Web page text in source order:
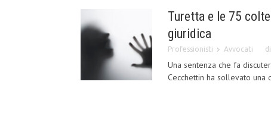
Turetta e le 75
giuridica
Professionisti Avvocati di
Una sentenza che fa
Cecchettin ha sollevato